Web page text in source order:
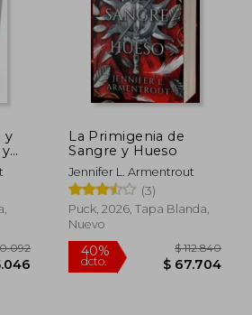
148.832 50%
dcto. $
y
La Primigenia de
Sangre y Hueso
Jennifer L. Armentrout
(3)
Puck, 2026, Tapa Blanda,
Nuevo